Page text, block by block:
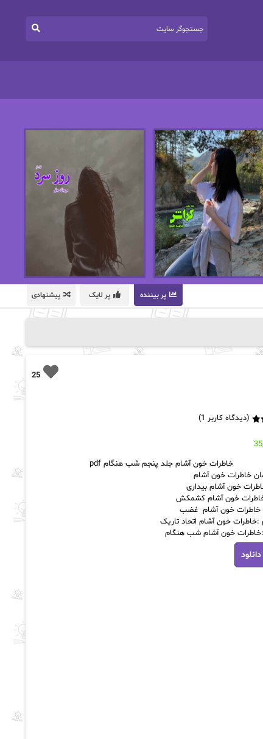
پر بیننده پر لایک پیشنهادی
25
(دیدگاه کاربر 1
)
خاطرات خون آشام جلد پنجم شب هنگام pdf
خاطرات خون آشام
خون آشام بیداری
خون آشام کشمکش
خاطرات خون آشام غضب
:خاطرات خون آشام اتحاد تاریک
خون آشام شب هنگام